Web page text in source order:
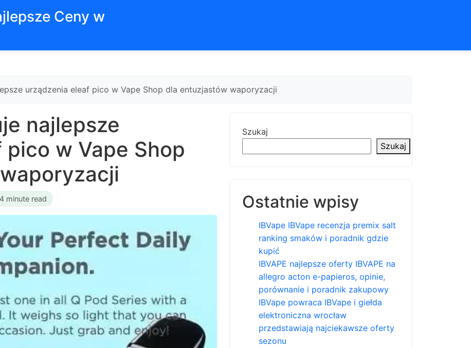
Ceny w
urządzenia eleaf pico w Vape Shop dla entuzjastów waporyzacji
najlepsze
w Vape Shop
4 minute read
Szukaj
Szukaj
Ostatnie wpisy
IBVape IBVape recenzja premix salt
ranking smaków i poradnik gdzie
kupić
IBVAPE najlepsze oferty IBVAPE na
allegro acton e-papieros, opinie,
porównanie i poradnik zakupowy
IBVape powraca IBVape i giełda
elektroniczna wrocław
przedstawiają najciekawsze oferty
sezonu